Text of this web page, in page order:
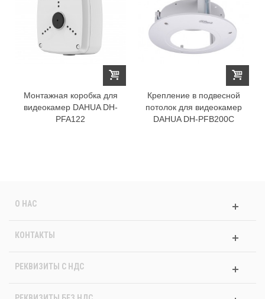
Монтажная коробка для
видеокамер DAHUA DH-
PFA122
Крепление в подвесной
потолок для видеокамер
DAHUA DH-PFB200C
О НАС
КОНТАКТЫ
РЕКВИЗИТЫ C НДС